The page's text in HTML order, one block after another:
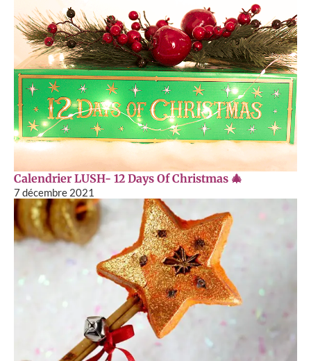
Calendrier LUSH- 12 Days Of Christmas 🎄
7 décembre 2021